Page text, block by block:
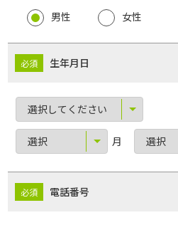
男性 女性
生年月日
月
電話番号